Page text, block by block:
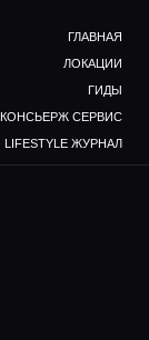
ГЛАВНАЯ
ЛОКАЦИИ
ГИДЫ
КОНСЬЕРЖ СЕРВИС
LIFESTYLE ЖУРНАЛ